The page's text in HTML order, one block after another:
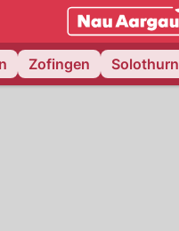
NAU.ch
Zofingen Solothurn